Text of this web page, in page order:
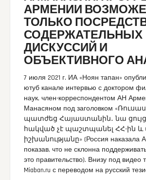
АРМЕНИИ
ТОЛЬКО
СОДЕРЖАТЕЛЬНЫХ
ДИСКУССИЙ И
ОБЪЕКТИВНОГО
7 июля 2021 г. ИА «Ноян тапан»
ютуб канале интервью с доктором
наук, член-корреспондентом АН
Манасяном под заголовком
պատժեց Հայաստանին․ նա
հակված չէ պաշտպանել ՀՀ-ին և
իշխանությանը» (Россия наказала
показав, что не склонна
это правительство). Внизу под видео
Miaban.ru с переводом на русский